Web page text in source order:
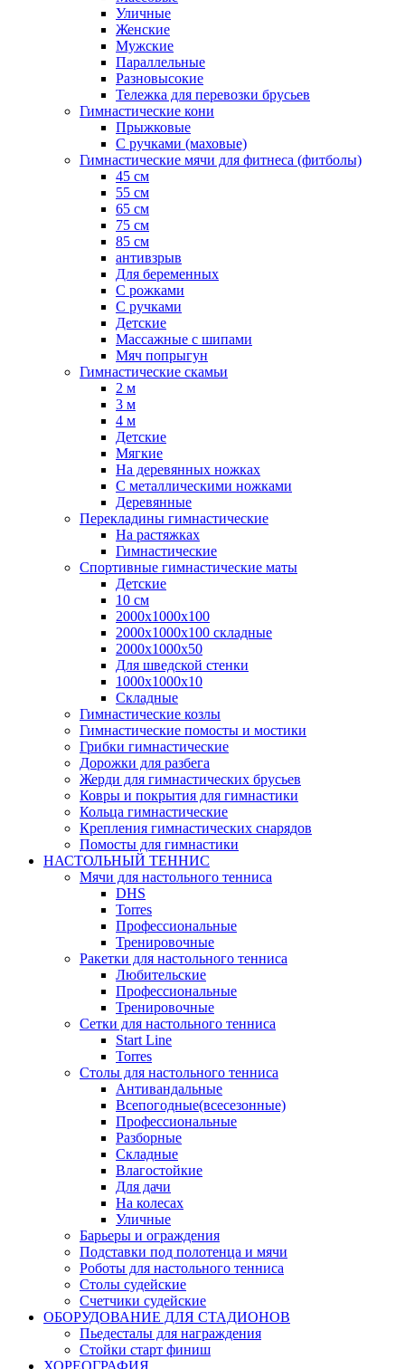
Уличные
Женские
Мужские
Параллельные
Разновысокие
Тележка для перевозки брусьев
Гимнастические кони
Прыжковые
С ручками (маховые)
Гимнастические мячи для фитнеса (фитболы)
45 см
55 см
65 см
75 см
85 см
антивзрыв
Для беременных
С рожками
С ручками
Детские
Массажные с шипами
Мяч попрыгун
Гимнастические скамьи
2 м
3 м
4 м
Детские
Мягкие
На деревянных ножках
С металлическими ножками
Деревянные
Перекладины гимнастические
На растяжках
Гимнастические
Спортивные гимнастические маты
Детские
10 см
2000х1000х100
2000х1000х100 складные
2000х1000х50
Для шведской стенки
1000х1000х10
Складные
Гимнастические козлы
Гимнастические помосты и мостики
Грибки гимнастические
Дорожки для разбега
Жерди для гимнастических брусьев
Ковры и покрытия для гимнастики
Кольца гимнастические
Крепления гимнастических снарядов
Помосты для гимнастики
НАСТОЛЬНЫЙ ТЕННИС
Мячи для настольного тенниса
DHS
Torres
Профессиональные
Тренировочные
Ракетки для настольного тенниса
Любительские
Профессиональные
Тренировочные
Сетки для настольного тенниса
Start Line
Torres
Столы для настольного тенниса
Антивандальные
Всепогодные(всесезонные)
Профессиональные
Разборные
Складные
Влагостойкие
Для дачи
На колесах
Уличные
Барьеры и ограждения
Подставки под полотенца и мячи
Роботы для настольного тенниса
Столы судейские
Счетчики судейские
ОБОРУДОВАНИЕ ДЛЯ СТАДИОНОВ
Пьедесталы для награждения
Стойки старт финиш
ХОРЕОГРАФИЯ